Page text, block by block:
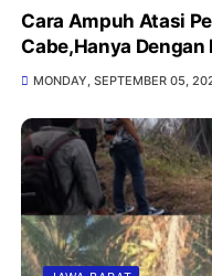
Cara Ampuh Atasi
Cabe,Hanya Dengan
MONDAY, SEPTEMBER 05,